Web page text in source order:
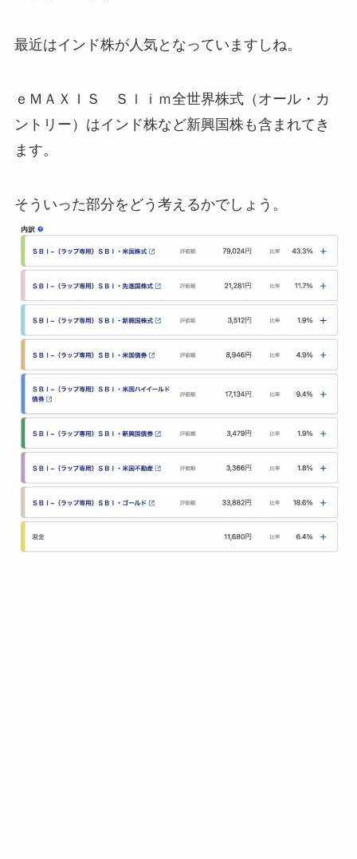
最近はインド株が人気となっていますしね。
ｅＭＡＸＩＳ Ｓｌｉｍ全世界株式（オール・カ
ントリー）はインド株など新興国株も含まれてき
ます。
そういった部分をどう考えるかでしょう。